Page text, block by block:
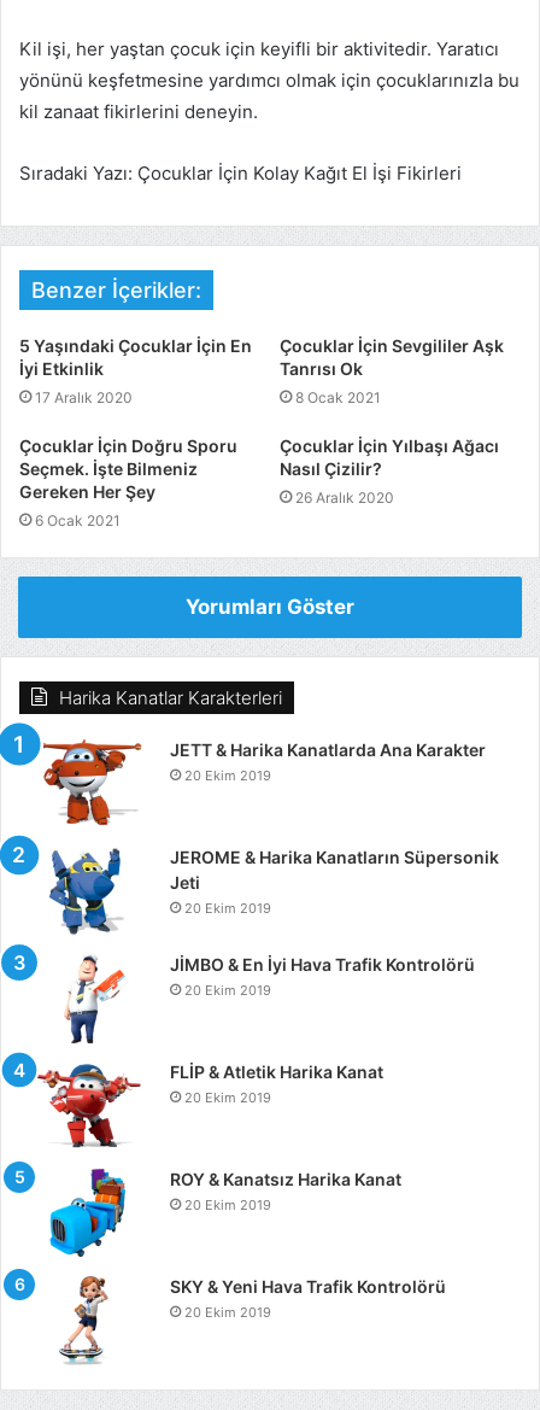
Kil işi, her yaştan çocuk için keyifli bir aktivitedir. Yaratıcı
yönünü keşfetmesine yardımcı olmak için çocuklarınızla bu
kil zanaat fikirlerini deneyin.
Sıradaki Yazı: Çocuklar İçin Kolay Kağıt El İşi Fikirleri
Benzer İçerikler:
5 Yaşındaki Çocuklar İçin En
İyi Etkinlik
17 Aralık 2020
Çocuklar İçin Sevgililer Aşk
Tanrısı Ok
8 Ocak 2021
Çocuklar İçin Doğru Sporu
Seçmek. İşte Bilmeniz
Gereken Her Şey
6 Ocak 2021
Çocuklar İçin Yılbaşı Ağacı
Nasıl Çizilir?
26 Aralık 2020
Yorumları Göster
Harika Kanatlar Karakterleri
JETT & Harika Kanatlarda Ana Karakter
20 Ekim 2019
JEROME & Harika Kanatların Süpersonik
Jeti
20 Ekim 2019
JİMBO & En İyi Hava Trafik Kontrolörü
20 Ekim 2019
FLİP & Atletik Harika Kanat
20 Ekim 2019
ROY & Kanatsız Harika Kanat
20 Ekim 2019
SKY & Yeni Hava Trafik Kontrolörü
20 Ekim 2019